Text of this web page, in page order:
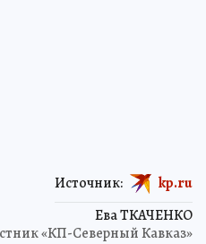
Ева ТКАЧЕНКО
«КП-Северный Кавказ»
Источник: kp.ru